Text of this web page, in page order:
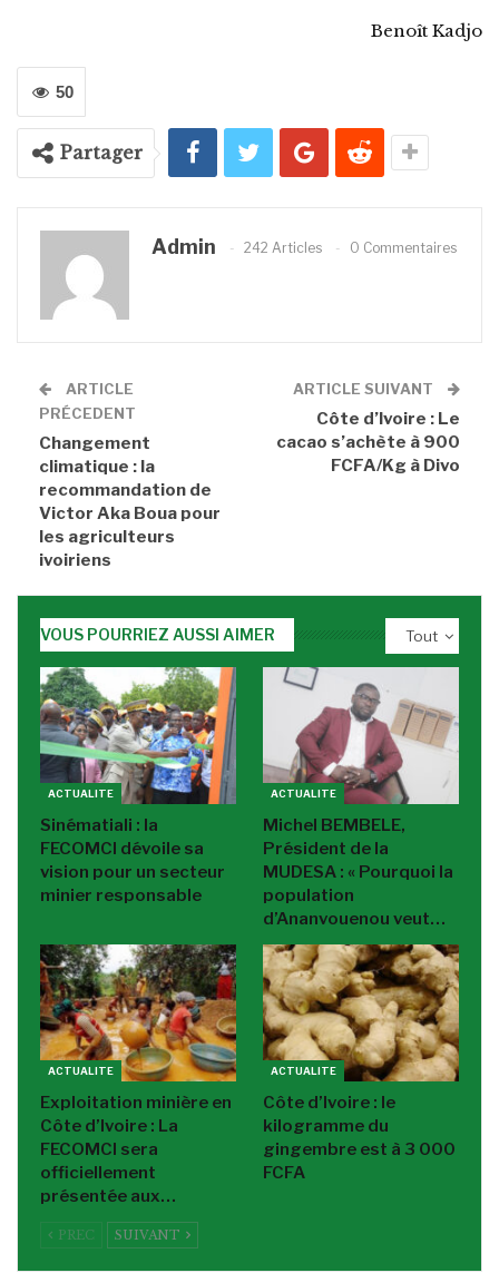
Benoît Kadjo
50
Partager
Admin 242 Articles 0 Commentaires
ARTICLE
PRÉCEDENT
Changement
climatique : la
recommandation de
Victor Aka Boua pour
les agriculteurs
ivoiriens
ARTICLE SUIVANT
Côte d’Ivoire : Le
cacao s’achète à 900
FCFA/Kg à Divo
Tout
VOUS POURRIEZ AUSSI AIMER
ACTUALITE
Sinématiali : la
FECOMCI dévoile sa
vision pour un secteur
minier responsable
ACTUALITE
Michel BEMBELE,
Président de la
MUDESA : « Pourquoi la
population
d’Ananvouenou veut…
ACTUALITE
Exploitation minière en
Côte d’Ivoire : La
FECOMCI sera
officiellement
présentée aux…
ACTUALITE
Côte d’Ivoire : le
kilogramme du
gingembre est à 3 000
FCFA
PREC SUIVANT